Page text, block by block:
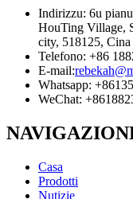
Indirizzu: 6u
HouTing Village,
city, 518125, Cina
Telefono: +86
E-mail:
Whatsapp:
WeChat:
Casa
Prodotti
Nutizie